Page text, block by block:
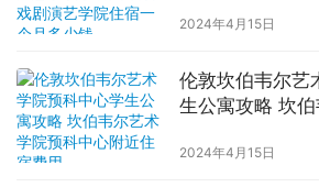
2024年4月15日
伦敦坎伯韦尔艺
生公寓攻略 坎
2024年4月15日